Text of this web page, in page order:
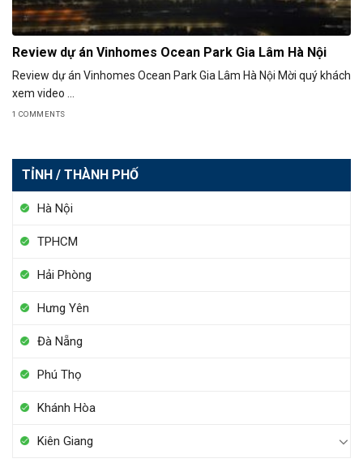
TỈNH / THÀNH PHỐ
Hà Nội
TPHCM
Hải Phòng
Hưng Yên
Đà Nẵng
Phú Thọ
Khánh Hòa
Kiên Giang
Review dự án Vinhomes Ocean Park Gia Lâm Hà Nội
Review dự án Vinhomes Ocean Park Gia Lâm Hà Nội Mời quý khách
xem video ...
1 COMMENTS